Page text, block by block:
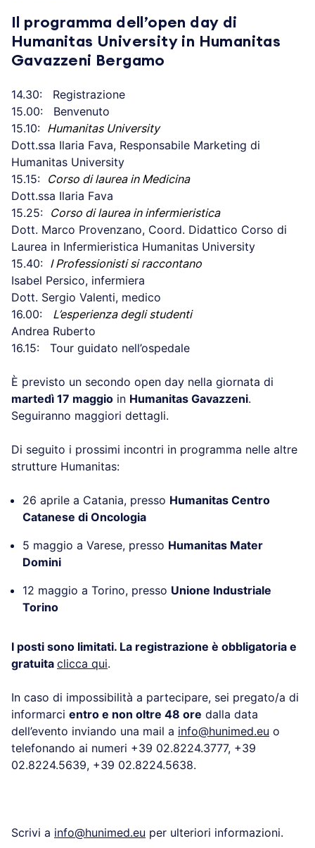
Il programma dell’open day di
Humanitas University in Humanitas
Gavazzeni Bergamo
14.30: Registrazione
15.00: Benvenuto
15.10: Humanitas University
Dott.ssa Ilaria Fava, Responsabile Marketing di
Humanitas University
15.15: Corso di laurea in Medicina
Dott.ssa Ilaria Fava
15.25: Corso di laurea in infermieristica
Dott. Marco Provenzano, Coord. Didattico Corso di
Laurea in Infermieristica Humanitas University
15.40: I Professionisti si raccontano
Isabel Persico, infermiera
Dott. Sergio Valenti, medico
16.00: L’esperienza degli studenti
Andrea Ruberto
16.15: Tour guidato nell’ospedale
È previsto un secondo open day nella giornata di
martedì 17 maggio in Humanitas Gavazzeni.
Seguiranno maggiori dettagli.
Di seguito i prossimi incontri in programma nelle altre
strutture Humanitas:
26 aprile a Catania, presso Humanitas Centro
Catanese di Oncologia
5 maggio a Varese, presso Humanitas Mater
Domini
12 maggio a Torino, presso Unione Industriale
Torino
I posti sono limitati. La registrazione è obbligatoria e
gratuita clicca qui.
In caso di impossibilità a partecipare, sei pregato/a di
informarci entro e non oltre 48 ore dalla data
dell’evento inviando una mail a info@hunimed.eu o
telefonando ai numeri +39 02.8224.3777, +39
02.8224.5639, +39 02.8224.5638.
Scrivi a info@hunimed.eu per ulteriori informazioni.